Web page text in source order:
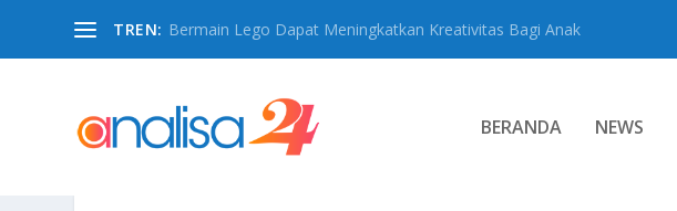
TREN: Bermain Lego Dapat Meningkatkan Kreativitas Bagi Anak
BERANDA NEWS